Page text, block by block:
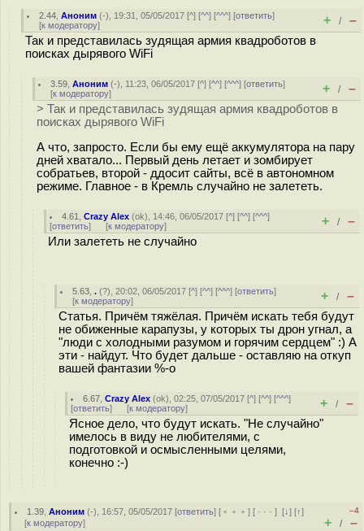
2.44 ,Аноним (-), 19:31, 05/05/2017 [^] [^^] [^^^] [ответить]
[к модератору] + / –
Так и представилась зудящая армия квадроботов в
поисках дырявого WiFi
3.59 ,Аноним (-), 11:23, 06/05/2017 [^] [^^] [^^^] [ответить]
[к модератору] + / –
> Так и представилась зудящая армия квадроботов в
поисках дырявого WiFi
А что, запросто. Если бы ему ещё аккумулятора на пару
дней хватало... Первый день летает и зомбирует
собратьев, второй - ддосит сайты, всё в автономном
режиме. Главное - в Кремль случайно не залететь.
4.61 ,Crazy Alex (ok), 14:46, 06/05/2017 [^] [^^] [^^^]
[ответить] [к модератору] + / –
Или залететь не случайно
5.63 ,. (?), 20:02, 06/05/2017 [^] [^^] [^^^] [ответить]
[к модератору] + / –
Статья. Причём тяжёлая. Причём искать тебя будут
не обиженные карапузы, у которых ты дрон угнал, а
"люди с холодными разумом и горячим сердцем" :) А
эти - найдут. Что будет дальше - оставляю на откуп
вашей фантазии %-о
6.67 ,Crazy Alex (ok), 02:25, 07/05/2017 [^] [^^] [^^^]
[ответить] [к модератору] + / –
Ясное дело, что будут искать. "Не случайно"
имелось в виду не любителями, с
подготовкой и осмысленными целями,
конечно :-)
1.39 ,Аноним (-), 16:57, 05/05/2017 [ответить] [ ﹢﹢﹢] [ · · ·][↓] [↑]
[к модератору]
–4
+ / –